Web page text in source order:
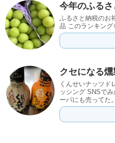
今年のふる
ふるさと納税のお
品 このランキング
クセになる
くんせいナッツド
ッシング SNSで
ーパにも売ってた